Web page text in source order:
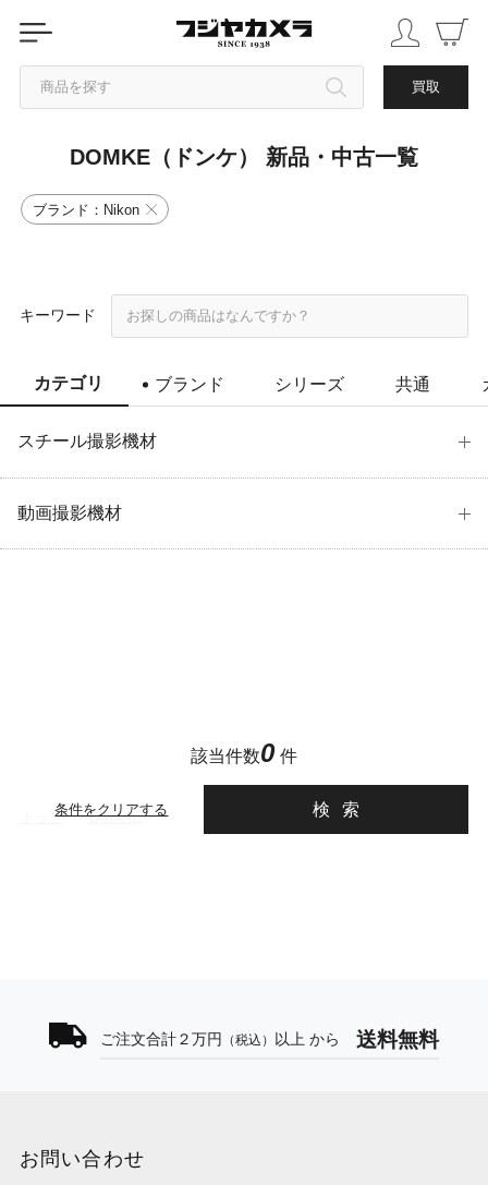
商品を探す 買取
カテゴリから探す
ブランドから探す
DOMKE（ドンケ） 新品・中古一覧
ブランド：Nikon
キーワード
カテゴリ ブランド シリーズ 共通
スチール撮影機材
動画撮影機材
該当件数0 件
検索
条件をクリアする
トップ >DOMKE
ご注文合計２万円 （税込） 以上 から 送料無料
お問い合わせ